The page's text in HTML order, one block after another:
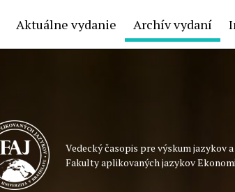
Aktuálne vydanie Archív vydaní
Vedecký časopis pre výskum jazykov
Fakulty aplikovaných jazykov